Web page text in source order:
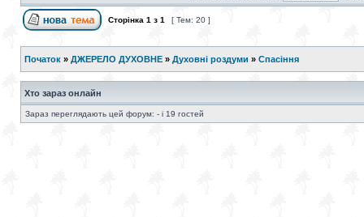
Сторінка 1 з 1 [ Тем: 20 ]
Початок » ДЖЕРЕЛО ДУХОВНЕ » Духовні роздуми » Спасіння
Хто зараз онлайн
Зараз переглядають цей форум: - і 19 гостей